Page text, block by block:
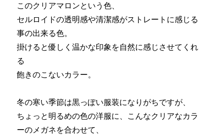
このクリアマロンという色、
セルロイドの透明感や清潔感がストレートに感じる
事の出来る色。
掛けると優しく温かな印象を自然に感じさせてくれ
る
飽きのこないカラー。
冬の寒い季節は黒っぽい服装になりがちですが、
ちょっと明るめの色の洋服に、こんなクリアなカラ
ーのメガネを合わせて、